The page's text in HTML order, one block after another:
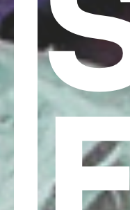
VOIR
LES PIÈCES
> Les